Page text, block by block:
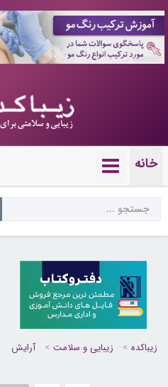
10089992
خانه
زیباکده زیبایی و سلامت آرایش